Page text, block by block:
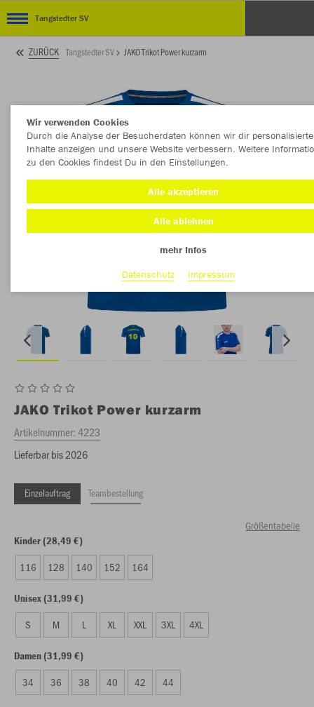
Tangstedter SV
ZURÜCK Tangstedter SV JAKO Trikot Power kurzarm
JAKO Trikot Power kurzarm
Artikelnummer:4223
Lieferbar bis 2026
Einzelauftrag Teambestellung
Größentabelle
Kinder (28,49 €)
116 128 140 152 164
Unisex (31,99 €)
S M L XL XXL 3XL 4XL
Damen (31,99 €)
34 36 38 40 42 44
Wir verwenden Cookies
Durch die Analyse der Besucherdaten können wir dir personalisierte
Inhalte anzeigen und unsere Website verbessern. Weitere
zu den Cookies findest Du in den Einstellungen.
Alle akzeptieren
Alle ablehnen
mehr Infos
Datenschutz
Impressum